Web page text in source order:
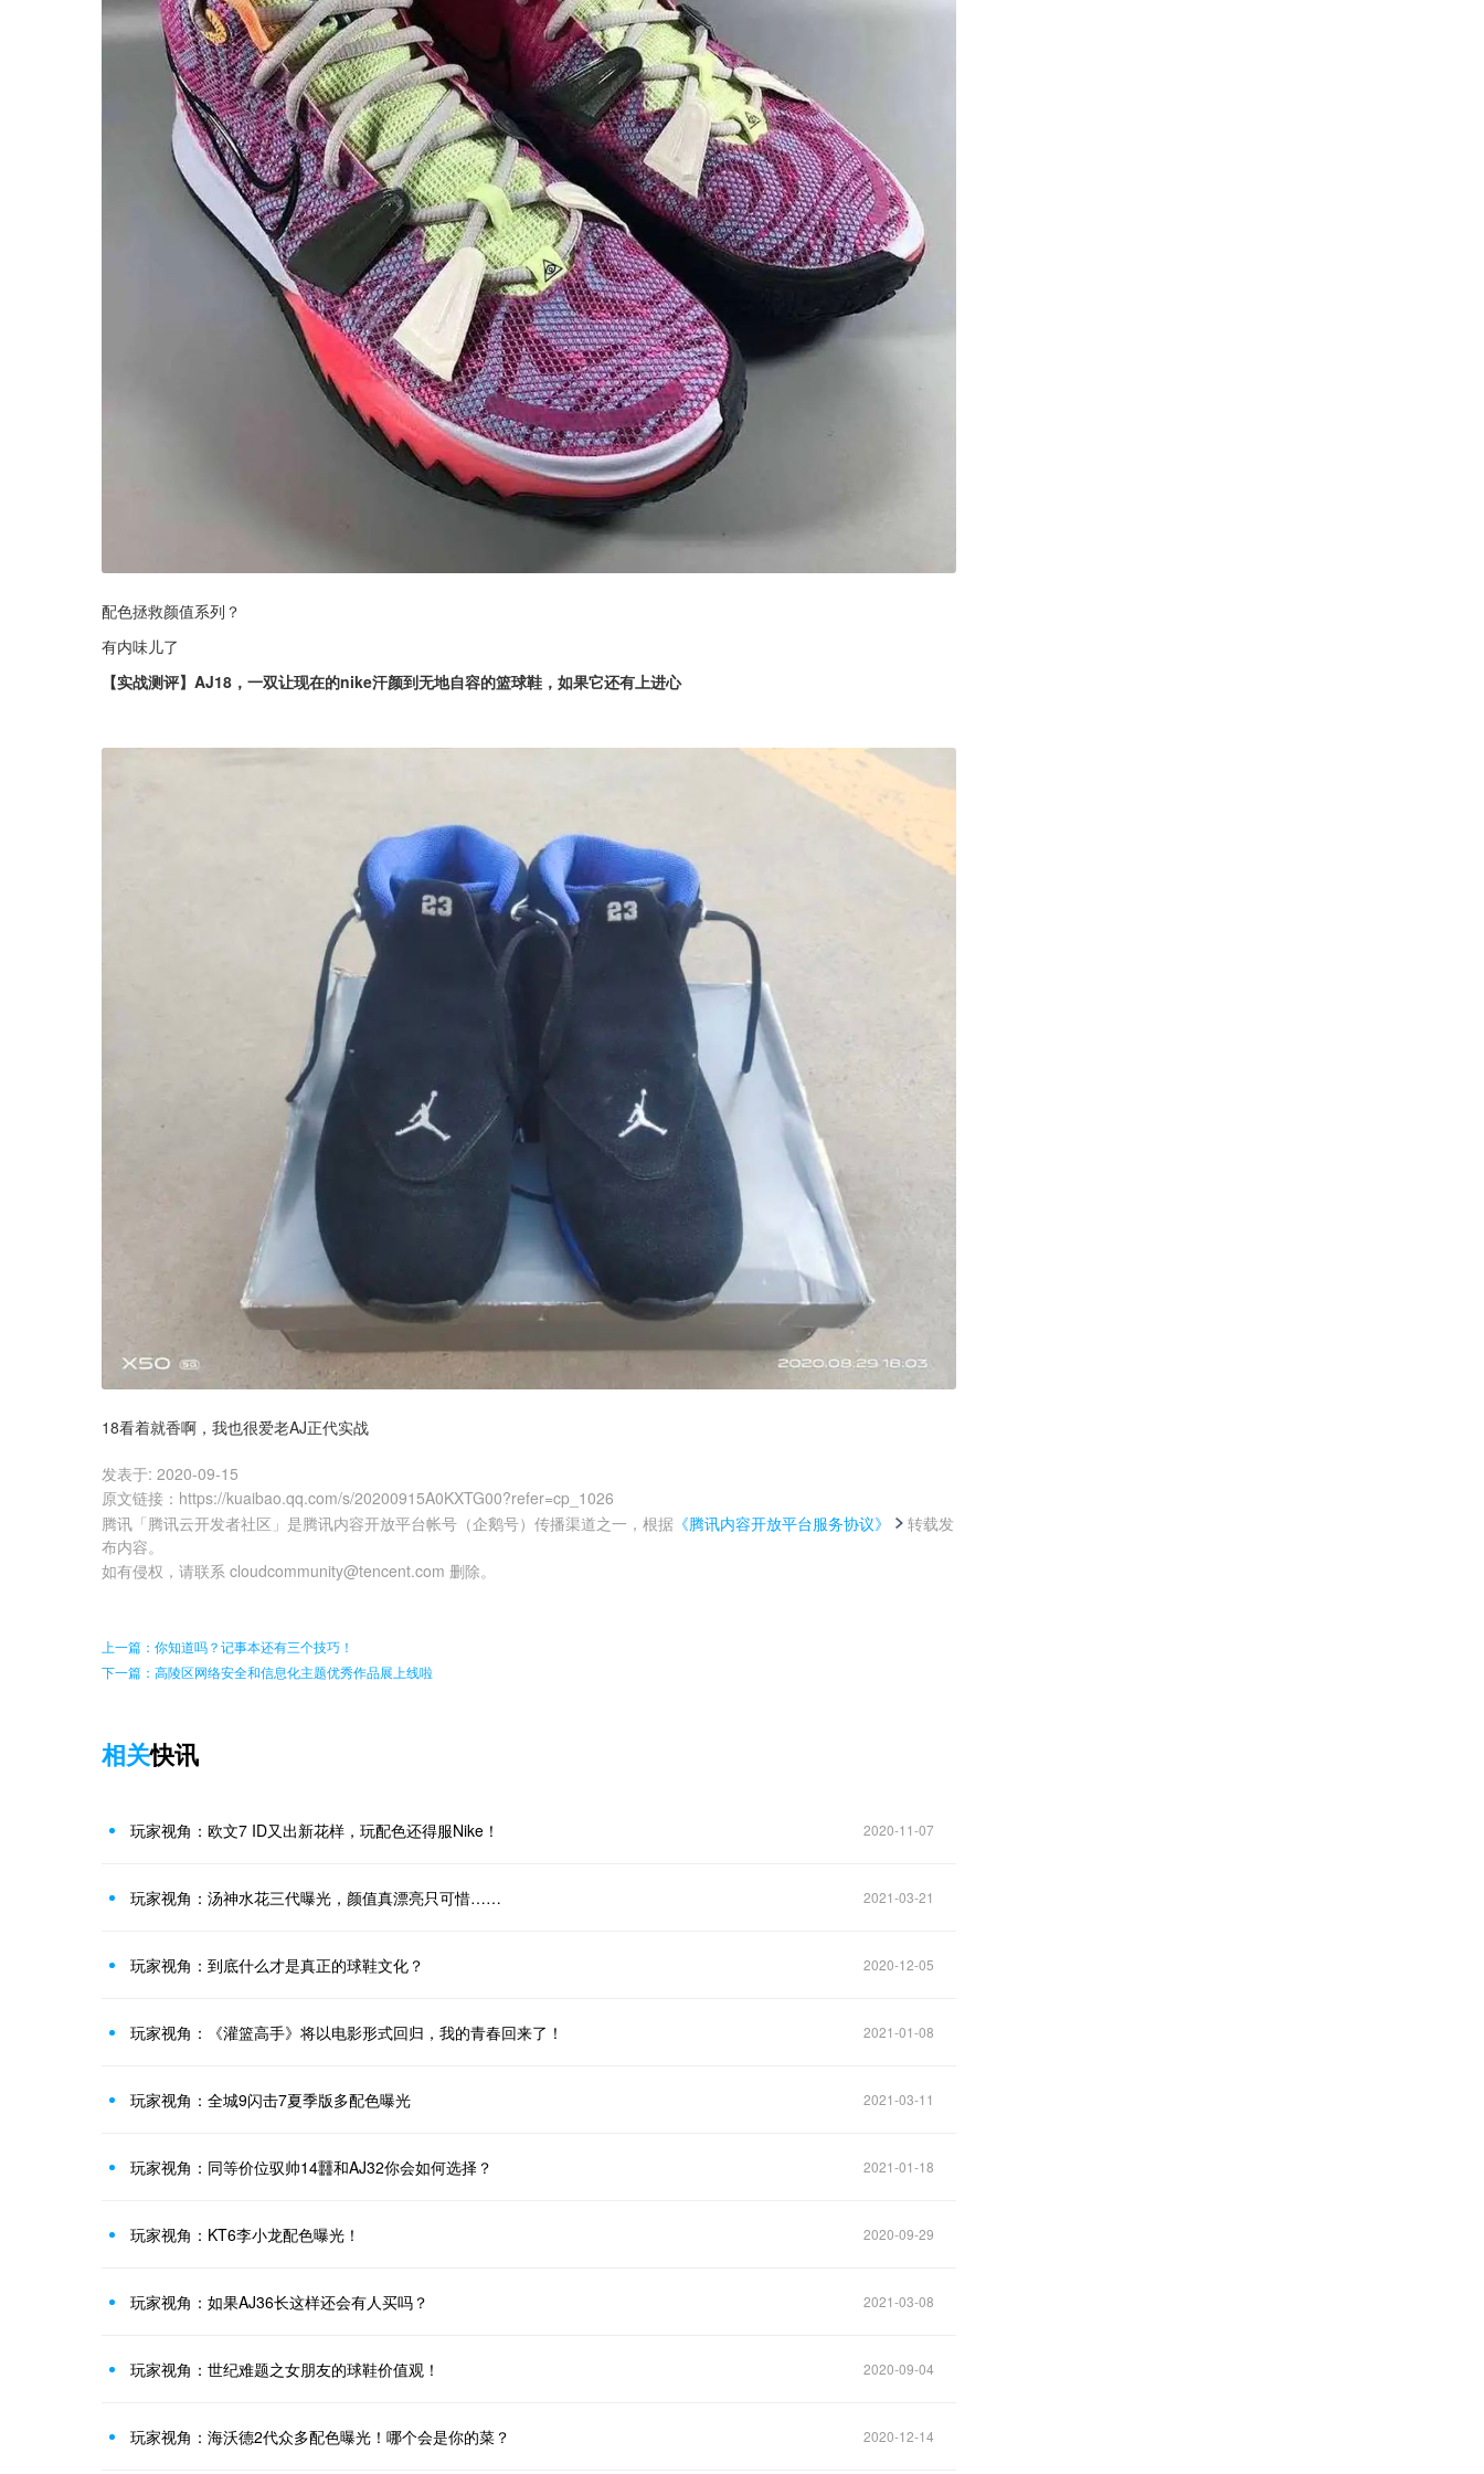
配色拯救颜值系列？
有内味儿了
【实战测评】AJ18，一双让现在的nike汗颜到无地自容的篮球鞋，如果它还有上进心
18看着就香啊，我也很爱老AJ正代实战
发表于: 2020-09-15
原文链接 ： https://kuaibao.qq.com/s/20200915A0KXTG00?refer=cp_1026
腾讯「腾讯云开发者社区」是腾讯内容开放平台帐号（企鹅号）传播渠道之一，根据 《腾讯内容开放平台服务协议》
转载发
布内容。
如有侵权，请联系 cloudcommunity@tencent.com 删除。
上一篇：你知道吗？记事本还有三个技巧！
下一篇：高陵区网络安全和信息化主题优秀作品展上线啦
相关快讯
玩家视角：欧文7 ID又出新花样，玩配色还得服Nike！ 2020-11-07
玩家视角：汤神水花三代曝光，颜值真漂亮只可惜…… 2021-03-21
玩家视角：到底什么才是真正的球鞋文化？ 2020-12-05
玩家视角：《灌篮高手》将以电影形式回归，我的青春回来了！ 2021-01-08
玩家视角：全城9闪击7夏季版多配色曝光 2021-03-11
玩家视角：同等价位驭帅14䨻和AJ32你会如何选择？ 2021-01-18
玩家视角：KT6李小龙配色曝光！ 2020-09-29
玩家视角：如果AJ36长这样还会有人买吗？ 2021-03-08
玩家视角：世纪难题之女朋友的球鞋价值观！ 2020-09-04
玩家视角：海沃德2代众多配色曝光！哪个会是你的菜？ 2020-12-14